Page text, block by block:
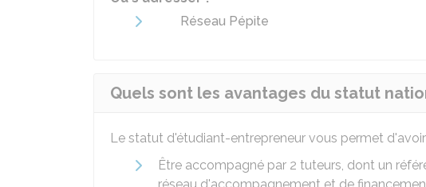
Réseau Pépite
Quels sont les avantages du statut
Le statut d'étudiant-entrepreneur vous permet
Être accompagné par 2 tuteurs, dont un